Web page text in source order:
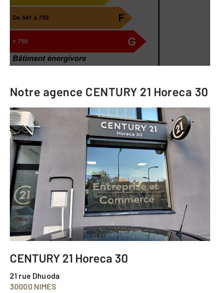
Notre agence CENTURY 21 Horeca 30
CENTURY 21 Horeca 30
21 rue Dhuoda
30000 NIMES